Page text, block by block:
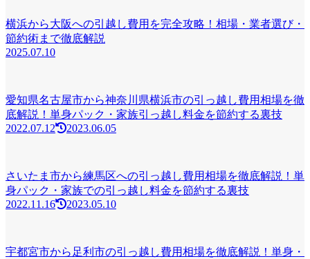
横浜から大阪への引越し費用を完全攻略！相場・業者選び・
節約術まで徹底解説
2025.07.10
愛知県名古屋市から神奈川県横浜市の引っ越し費用相場を徹
底解説！単身パック・家族引っ越し料金を節約する裏技
2022.07.12
2023.06.05
さいたま市から練馬区への引っ越し費用相場を徹底解説！単
身パック・家族での引っ越し料金を節約する裏技
2022.11.16
2023.05.10
宇都宮市から足利市の引っ越し費用相場を徹底解説！単身・